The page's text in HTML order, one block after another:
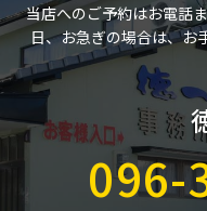
当店へのご予約はお電話
日、お急ぎの場合は、お
096-